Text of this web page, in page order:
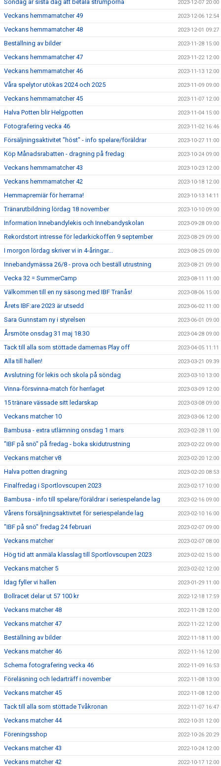
Söndag är sista dag att betala strumporna 2023-12-07 20:00
Veckans hemmamatcher 49 2023-12-06 12:54
Veckans hemmamatcher 48 2023-12-01 09:27
Beställning av bilder 2023-11-28 15:00
Veckans hemmamatcher 47 2023-11-22 12:00
Veckans hemmamatcher 46 2023-11-13 12:00
Våra spelytor utökas 2024 och 2025 2023-11-09 09:00
Veckans hemmamatcher 45 2023-11-07 12:00
Halva Potten blir Helgpotten 2023-11-04 15:00
Fotografering vecka 46 2023-11-02 16:46
Försäljningsaktivitet "höst" - info spelare/föräldrar 2023-10-27 11:00
Köp Månadsrabatten - dragning på fredag 2023-10-24 09:00
Veckans hemmamatcher 43 2023-10-23 12:00
Veckans hemmamatcher 42 2023-10-18 12:00
Hemmapremiär för herrarna! 2023-10-13 14:11
Tränarutbildning lördag 18 november 2023-10-10 09:00
Information Innebandylekis och Innebandyskolan 2023-09-28 09:00
Rekordstort intresse för ledarkickoffen 9 september 2023-08-29 09:00
I morgon lördag skriver vi in 4-åringar... 2023-08-25 09:00
Innebandymässa 26/8 - prova och beställ utrustning 2023-08-21 09:00
Vecka 32 = SummerCamp 2023-08-11 11:00
Välkommen till en ny säsong med IBF Tranås! 2023-08-06 15:00
Årets IBF:are 2023 är utsedd 2023-06-02 11:00
Sara Gunnstam ny i styrelsen 2023-06-01 09:00
Årsmöte onsdag 31 maj 18.30 2023-04-28 09:00
Tack till alla som stöttade damernas Play off 2023-04-05 11:11
Alla till hallen! 2023-03-21 09:39
Avslutning för lekis och skola på söndag 2023-03-10 13:00
Vinna-försvinna-match för herrlaget 2023-03-09 12:00
15 tränare vässade sitt ledarskap 2023-03-08 09:00
Veckans matcher 10 2023-03-06 12:00
Bambusa - extra utlämning onsdag 1 mars 2023-02-28 11:00
"IBF på snö" på fredag - boka skidutrustning 2023-02-22 09:00
Veckans matcher v8 2023-02-20 12:00
Halva potten dragning 2023-02-20 08:53
Finalfredag i Sportlovscupen 2023 2023-02-17 10:00
Bambusa - info till spelare/föräldrar i seriespelande lag 2023-02-16 09:00
Vårens försäljningsaktivitet för seriespelande lag 2023-02-10 16:00
"IBF på snö" fredag 24 februari 2023-02-07 09:00
Veckans matcher 2023-02-07 08:00
Hög tid att anmäla klasslag till Sportlovscupen 2023 2023-02-02 15:00
Veckans matcher 5 2023-02-02 12:00
Idag fyller vi hallen 2023-01-29 11:00
Bollracet delar ut 57 100 kr 2022-12-18 17:59
Veckans matcher 48 2022-11-28 12:00
Veckans matcher 47 2022-11-22 12:00
Beställning av bilder 2022-11-18 11:00
Veckans matcher 46 2022-11-16 12:00
Schema fotografering vecka 46 2022-11-09 16:53
Föreläsning och ledarträff i november 2022-11-08 13:00
Veckans matcher 45 2022-11-08 12:00
Tack till alla som stöttade Tvåkronan 2022-11-07 16:47
Veckans matcher 44 2022-10-31 12:00
Föreningsshop 2022-10-26 20:29
Veckans matcher 43 2022-10-24 12:00
Veckans matcher 42 2022-10-17 12:00